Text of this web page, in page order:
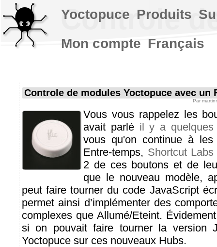
Controle
Controle de modules Yoctopuce avec un
Par
Vous vous rappelez les
avait parlé il y a quelques
vous qu'on continue à
Entre-temps, Shortcut Labs
2 de ces boutons et de
que le nouveau modèle,
peut faire tourner du code JavaScript
permet ainsi d’implémenter des
complexes que Allumé/Eteint.
si on pouvait faire tourner la version
Yoctopuce sur ces nouveaux Hubs.
Yoctopuce Produits
Mon compte Français